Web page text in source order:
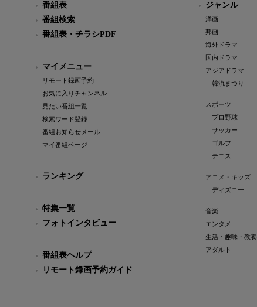
番組表
番組検索
番組表・チラシPDF
マイメニュー
リモート録画予約
お気に入りチャンネル
見たい番組一覧
検索ワード登録
番組お知らせメール
マイ番組ページ
ランキング
特集一覧
フォトインタビュー
番組表ヘルプ
リモート録画予約ガイド
ジャンル
洋画
邦画
海外ドラマ
国内ドラマ
アジアドラマ
韓流まつり
スポーツ
プロ野球
サッカー
ゴルフ
テニス
アニメ・キッズ
ディズニー
音楽
エンタメ
生活・趣味・教養
アダルト